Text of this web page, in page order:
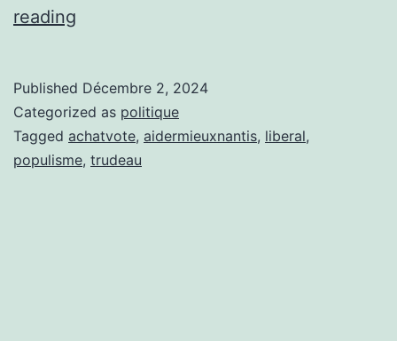
reading
250$
de
Trudeau.
Published Décembre 2, 2024
Categorized as politique
Tagged achatvote, aidermieuxnantis, liberal,
populisme, trudeau